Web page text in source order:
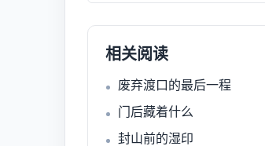
相关阅读
废弃渡口的最后一程
门后藏着什么
封山前的湿印